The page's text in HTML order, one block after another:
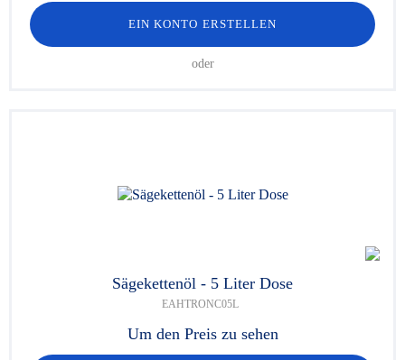
EIN KONTO ERSTELLEN
oder
Sägekettenöl - 5 Liter Dose
EAHTRONC05L
Um den Preis zu sehen